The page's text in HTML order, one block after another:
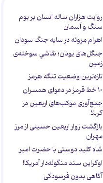
روایت هزاران ساله انسان بر بوم
سنگ و آسمان
اهرام مِروئه در سایه جنگ سودان
جنگل‌های یونان؛ نقاشیِ سوخته‌ی
زمین
تازه‌ترین وضعیت تنگه هرمز
۱۰ خط قرمز در دعوای همسران
جمع‌آوری موکب‌های اربعین در
کربلا
بازگشت زوار اربعین حسینی از مرز
مهران
شاه کلید دوستی با حضرت امیر
اوکراین سند منگوله‌دار آمریکا!
آگاهی بدون فرسودگی